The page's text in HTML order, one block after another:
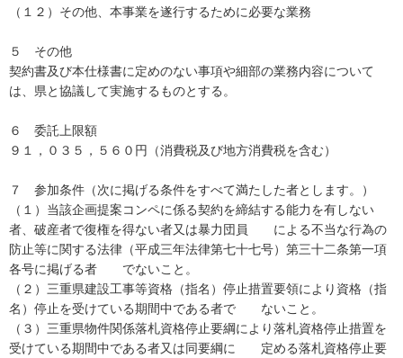
（１２）その他、本事業を遂行するために必要な業務
５ その他
契約書及び本仕様書に定めのない事項や細部の業務内容について
は、県と協議して実施するものとする。
６ 委託上限額
９１，０３５，５６０円（消費税及び地方消費税を含む）
７ 参加条件（次に掲げる条件をすべて満たした者とします。）
（１）当該企画提案コンペに係る契約を締結する能力を有しない
者、破産者で復権を得ない者又は暴力団員 による不当な行為の
防止等に関する法律（平成三年法律第七十七号）第三十二条第一項
各号に掲げる者 でないこと。
（２）三重県建設工事等資格（指名）停止措置要領により資格（指
名）停止を受けている期間中である者で ないこと。
（３）三重県物件関係落札資格停止要綱により落札資格停止措置を
受けている期間中である者又は同要綱に 定める落札資格停止要